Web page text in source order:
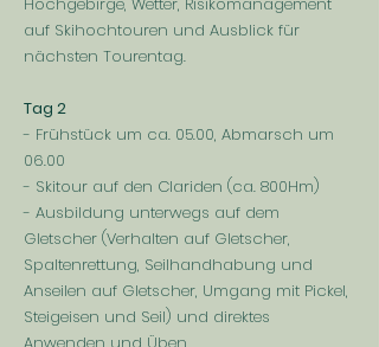
auf Skihochtouren und Ausblick für
nächsten Tourentag.
Tag 2
- Frühstück um ca. 05.00, Abmarsch um
06.00
- Skitour auf den Clariden (ca. 800Hm)
- Ausbildung unterwegs auf dem
Gletscher (Verhalten auf Gletscher,
Spaltenrettung, Seilhandhabung und
Anseilen auf Gletscher, Umgang mit Pickel,
Steigeisen und Seil) und direktes